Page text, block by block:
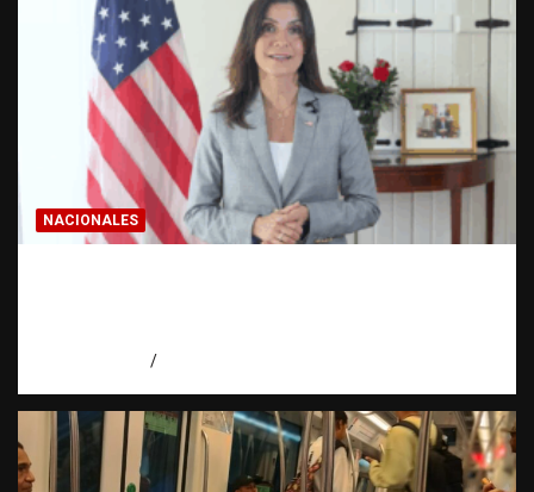
NACIONALES